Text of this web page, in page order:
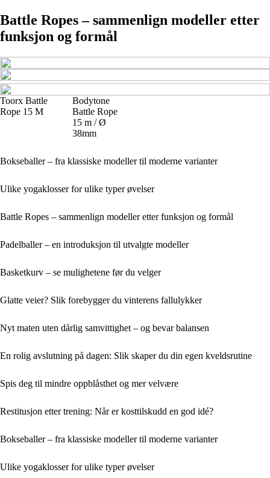
Battle Ropes – sammenlign modeller etter
funksjon og formål
Toorx Battle
Rope 15 M
Bodytone
Battle Rope
15 m / Ø
38mm
Bokseballer – fra klassiske modeller til moderne varianter
Ulike yogaklosser for ulike typer øvelser
Battle Ropes – sammenlign modeller etter funksjon og formål
Padelballer – en introduksjon til utvalgte modeller
Basketkurv – se mulighetene før du velger
Glatte veier? Slik forebygger du vinterens fallulykker
Nyt maten uten dårlig samvittighet – og bevar balansen
En rolig avslutning på dagen: Slik skaper du din egen kveldsrutine
Spis deg til mindre oppblåsthet og mer velvære
Restitusjon etter trening: Når er kosttilskudd en god idé?
Bokseballer – fra klassiske modeller til moderne varianter
Ulike yogaklosser for ulike typer øvelser